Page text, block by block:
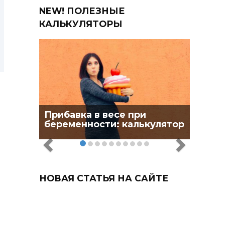
NEW! ПОЛЕЗНЫЕ
КАЛЬКУЛЯТОРЫ
Прибавка в весе при
беременности: калькулятор
НОВАЯ СТАТЬЯ НА САЙТЕ